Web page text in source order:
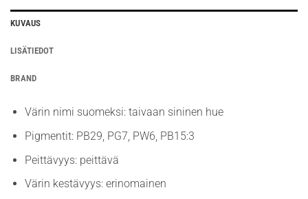
KUVAUS
LISÄTIEDOT
BRAND
Värin nimi suomeksi: taivaan sininen hue
Pigmentit: PB29, PG7, PW6, PB15:3
Peittävyys: peittävä
Värin kestävyys: erinomainen